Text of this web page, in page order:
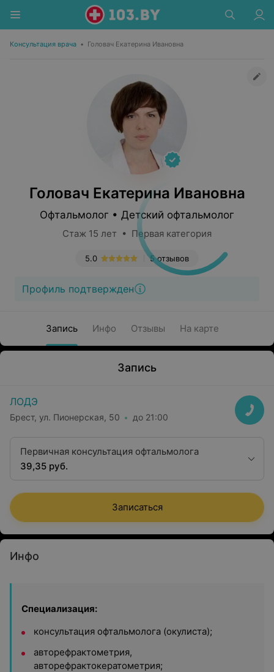
Консультация врача • Головач Екатерина Ивановна
Головач Екатерина Ивановна
Офтальмолог • Детский офтальмолог
Стаж 15 лет • Первая категория
5 отзывов
5.0
Профиль подтвержден
Запись Инфо Отзывы На карте
Запись
ЛОДЭ
Брест, ул. Пионерская, 50 до 21:00
Первичная консультация офтальмолога
39,35 руб.
Записаться
Инфо
Специализация:
консультация офтальмолога (окулиста);
авторефрактометрия,
авторефрактокератометрия;